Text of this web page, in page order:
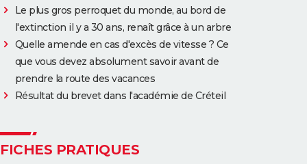
Le plus gros perroquet du monde, au bord de
l'extinction il y a 30 ans, renaît grâce à un arbre
Quelle amende en cas d'excès de vitesse ? Ce
que vous devez absolument savoir avant de
prendre la route des vacances
Résultat du brevet dans l'académie de Créteil
FICHES PRATIQUES